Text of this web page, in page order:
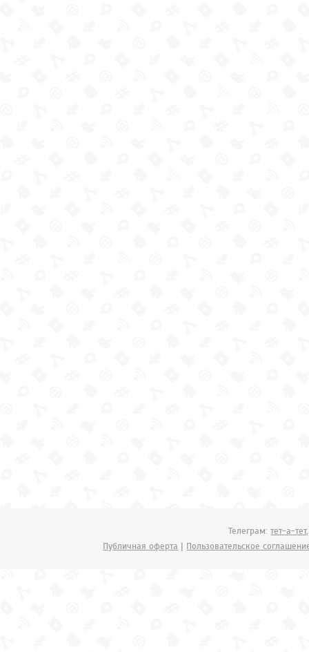
Телеграм:тет-а-тет
Публичная оферта | Пользовательское